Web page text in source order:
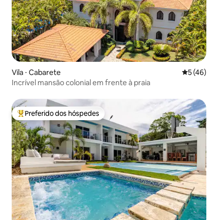
Vila ⋅ Cabarete 5 de uma
5 (46)
Incrível mansão colonial em frente à praia
Entre os melhores preferidos dos hóspedes
Preferido dos hóspedes